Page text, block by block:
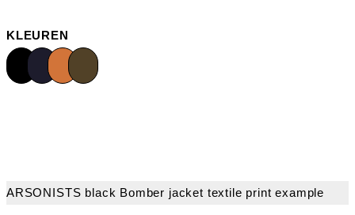
KLEUREN